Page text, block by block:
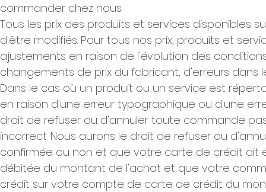
commander chez nous.
Tous les prix des produits et services disponibles
d'être modifiés. Pour tous nos prix, produits et
ajustements en raison de l'évolution des
changements de prix du fabricant, d'erreurs
Dans le cas où un produit ou un service est
en raison d'une erreur typographique ou d'une
droit de refuser ou d'annuler toute commande
incorrect. Nous aurons le droit de refuser ou
confirmée ou non et que votre carte de crédit ait
débitée du montant de l'achat et que votre
crédit sur votre compte de carte de crédit du